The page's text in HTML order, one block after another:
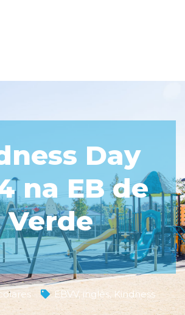
Day
na EB de
Verde
EBVV, inglês, Kindness